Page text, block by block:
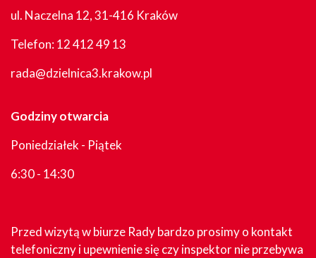
ul. Naczelna 12, 31-416 Kraków
Telefon:12 412 49 13
rada@dzielnica3.krakow.pl
Godziny otwarcia
Poniedziałek - Piątek
6:30 - 14:30
Przed wizytą w biurze Rady bardzo prosimy o kontakt
telefoniczny i upewnienie się czy inspektor nie przebywa